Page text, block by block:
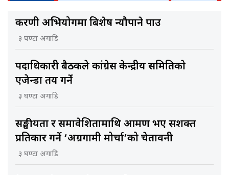
करणी अभियोगमा बिशेष न्यौपाने पक्राउ
३ घण्टा अगाडि
पदाधिकारी बैठकले कांग्रेस केन्द्रीय समितिकाे
एजेन्डा तय गर्ने
३ घण्टा अगाडि
सङ्घीयता र समावेशितामाथि आक्रमण भए सशक्त
प्रतिकार गर्ने ‘अग्रगामी मोर्चा’को चेतावनी
३ घण्टा अगाडि